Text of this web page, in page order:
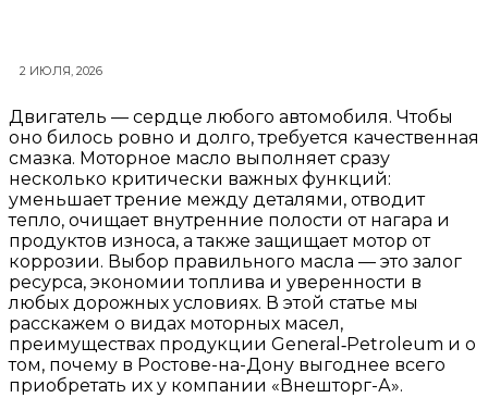
2 ИЮЛЯ, 2026
Двигатель — сердце любого автомобиля. Чтобы
оно билось ровно и долго, требуется качественная
смазка. Моторное масло выполняет сразу
несколько критически важных функций:
уменьшает трение между деталями, отводит
тепло, очищает внутренние полости от нагара и
продуктов износа, а также защищает мотор от
коррозии. Выбор правильного масла — это залог
ресурса, экономии топлива и уверенности в
любых дорожных условиях. В этой статье мы
расскажем о видах моторных масел,
преимуществах продукции General‑Petroleum и о
том, почему в Ростове-на-Дону выгоднее всего
приобретать их у компании «Внешторг-А».